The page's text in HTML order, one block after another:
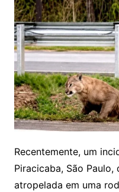
Recentemente, um
Piracicaba, São
atropelada em uma